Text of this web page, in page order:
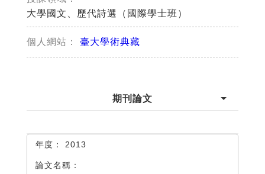
大學國文、歷代詩選（國際學士班）
個人網站： 臺大學術典藏
期刊論文
2013